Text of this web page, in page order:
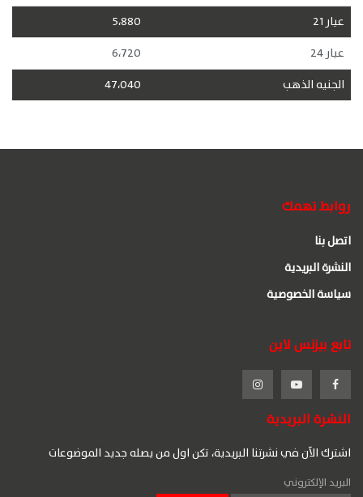
عيار 21
5،880
عيار 24
6،720
الجنيه الذهب
47،040
روابط تهمك
اتصل بنا
النشرة البريدية
سياسة الخصوصية
تابع بيزنس لاين
النشرة البريدية
اشترك الآن في نشرتنا البريدية، تكن اول من يصله جديد الموضوعات
البريد الإلكتروني